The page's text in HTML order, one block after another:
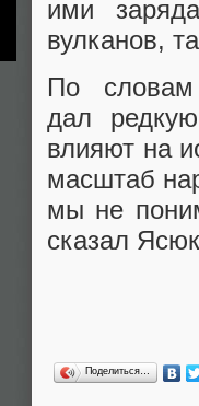
ими
вулканов,
По
дал
влияют на
масштаб
мы не
сказал
Поделиться…